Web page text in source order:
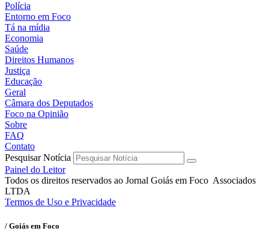
Polícia
Entorno em Foco
Tá na mídia
Economia
Saúde
Direitos Humanos
Justiça
Educação
Geral
Câmara dos Deputados
Foco na Opinião
Sobre
FAQ
Contato
Pesquisar Notícia
Painel do Leitor
Todos os direitos reservados ao Jornal Goiás em Foco Associados
LTDA
Termos de Uso e Privacidade
/ Goiás em Foco